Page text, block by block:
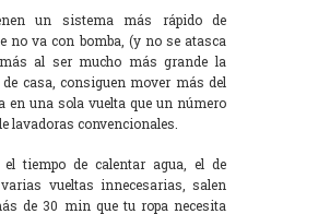
un sistema más rápido de
no va con bomba, (y no se atasca
al ser mucho más grande la
de casa, consiguen mover más del
en una sola vuelta que un número
lavadoras convencionales.
tiempo de calentar agua, el de
vueltas innecesarias, salen
de 30 min que tu ropa necesita